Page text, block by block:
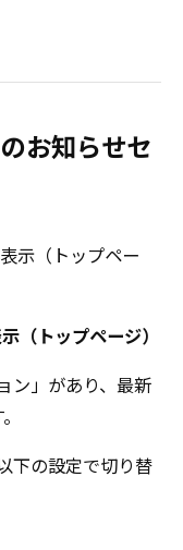
お知らせセ
（トップページ）
ン」があり、最新
下の設定で切り替